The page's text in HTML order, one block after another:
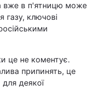
вже в п'ятницю може
газу, ключові
це не коментує.
припинять, це
деякої